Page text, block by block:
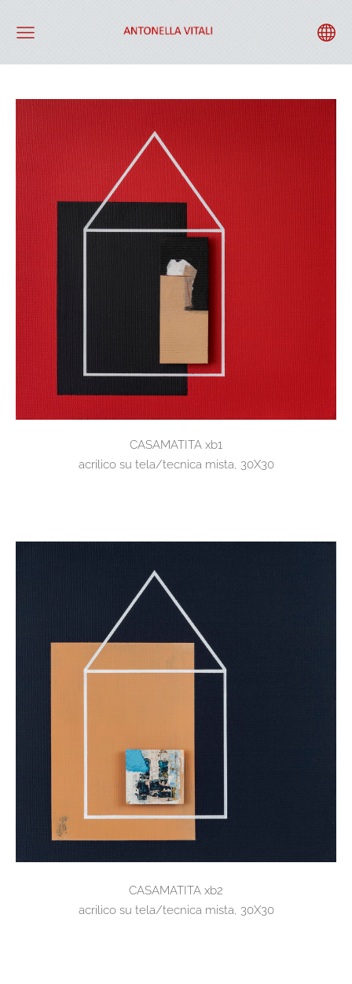
CASAMATITA xb1
acrilico su tela/tecnica mista, 30X30
CASAMATITA xb2
acrilico su tela/tecnica mista, 30X30